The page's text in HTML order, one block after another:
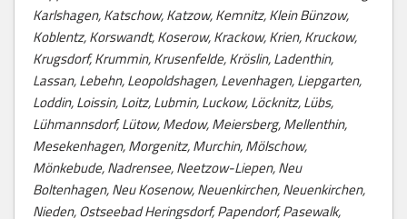
Karlshagen, Katschow, Katzow, Kemnitz, Klein Bünzow,
Koblentz, Korswandt, Koserow, Krackow, Krien, Kruckow,
Krugsdorf, Krummin, Krusenfelde, Kröslin, Ladenthin,
Lassan, Lebehn, Leopoldshagen, Levenhagen, Liepgarten,
Loddin, Loissin, Loitz, Lubmin, Luckow, Löcknitz, Lübs,
Lühmannsdorf, Lütow, Medow, Meiersberg, Mellenthin,
Mesekenhagen, Morgenitz, Murchin, Mölschow,
Mönkebude, Nadrensee, Neetzow-Liepen, Neu
Boltenhagen, Neu Kosenow, Neuenkirchen, Neuenkirchen,
Nieden, Ostseebad Heringsdorf, Papendorf, Pasewalk,